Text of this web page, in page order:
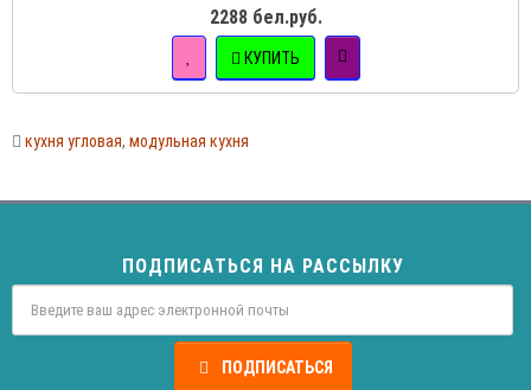
2288 бел.руб.
КУПИТЬ
кухня угловая, модульная кухня
ПОДПИСАТЬСЯ НА РАССЫЛКУ
ПОДПИСАТЬСЯ